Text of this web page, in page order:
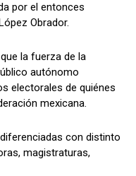
por el entonces
Obrador.
la fuerza de la
autónomo
electorales de quiénes
mexicana.
con distinto
magistraturas,